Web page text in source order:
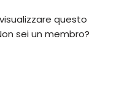
questo
sei un membro?